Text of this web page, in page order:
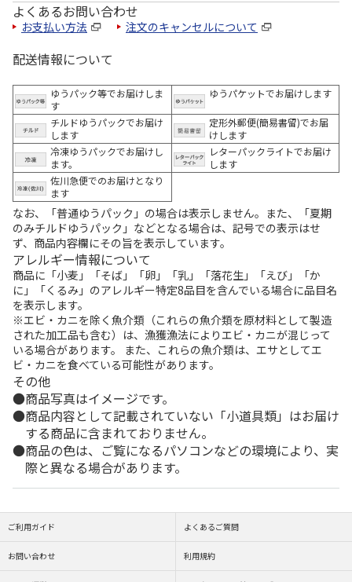
よくあるお問い合わせ
お支払い方法 注文のキャンセルについて
配送情報について
ゆうパック等でお届けしま
す
ゆうパケットでお届けします
チルドゆうパックでお届け
します
定形外郵便(簡易書留)でお届
けします
冷凍ゆうパックでお届けし
ます。
レターパックライトでお届け
します
佐川急便でのお届けとなり
ます
なお、「普通ゆうパック」の場合は表示しません。また、「夏期
のみチルドゆうパック」などとなる場合は、記号での表示はせ
ず、商品内容欄にその旨を表示しています。
アレルギー情報について
商品に「小麦」「そば」「卵」「乳」「落花生」「えび」「か
に」「くるみ」のアレルギー特定8品目を含んでいる場合に品目名
を表示します。
※エビ・カニを除く魚介類（これらの魚介類を原材料として製造
された加工品も含む）は、漁獲漁法によりエビ・カニが混じって
いる場合があります。 また、これらの魚介類は、エサとしてエ
ビ・カニを食べている可能性があります。
その他
商品写真はイメージです。
商品内容として記載されていない「小道具類」はお届け
する商品に含まれておりません。
商品の色は、ご覧になるパソコンなどの環境により、実
際と異なる場合があります。
ご利用ガイド よくあるご質問
お問い合わせ 利用規約